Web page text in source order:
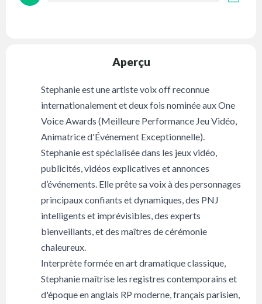
Aperçu
Stephanie est une artiste voix off reconnue
internationalement et deux fois nominée aux One
Voice Awards (Meilleure Performance Jeu Vidéo,
Animatrice d'Événement Exceptionnelle).
Stephanie est spécialisée dans les jeux vidéo,
publicités, vidéos explicatives et annonces
d’événements. Elle prête sa voix à des personnages
principaux confiants et dynamiques, des PNJ
intelligents et imprévisibles, des experts
bienveillants, et des maîtres de cérémonie
chaleureux.
Interprète formée en art dramatique classique,
Stephanie maîtrise les registres contemporains et
d'époque en anglais RP moderne, français parisien,